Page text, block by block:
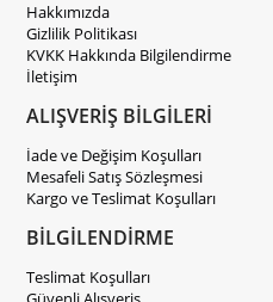
Hakkımızda
Gizlilik Politikası
KVKK Hakkında Bilgilendirme
İletişim
ALIŞVERİŞ BİLGİLERİ
İade ve Değişim Koşulları
Mesafeli Satış Sözleşmesi
Kargo ve Teslimat Koşulları
BİLGİLENDİRME
Teslimat Koşulları